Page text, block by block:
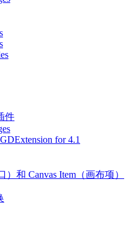
件
for 4.1
）和 Canvas Item（画布项）